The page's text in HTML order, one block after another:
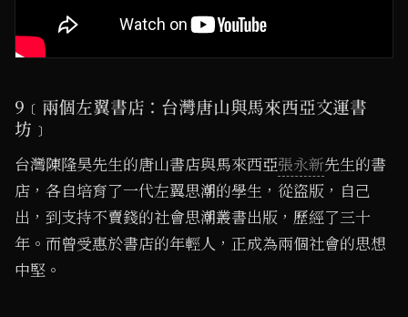
9﹝兩個左翼書店：台灣唐山與馬來西亞文運書
坊﹞
台灣陳隆昊先生的唐山書店與馬來西亞張永新先生的書
店，各自培育了一代左翼思潮的學生，從盜版，自己
出，到支持不賣錢的社會思潮叢書出版，歷經了三十
年。而曾受惠於書店的年輕人，正成為兩個社會的思想
中堅。